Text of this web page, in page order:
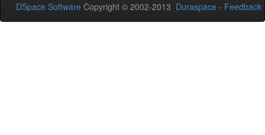
DSpace Software Copyright © 2002-2013 Duraspace - Feedback